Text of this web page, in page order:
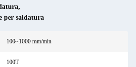
,
per saldatura
100~1000 mm/min
100T